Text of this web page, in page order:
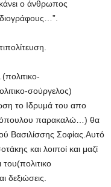
ο άνθρωπος
σούργελος)
το Ιδρυμά του απο
παρακαλώ…) θα
Βασιλίσσης Σοφίας.Αυτό
και λοιποί και μαζί
δεξιώσεις.